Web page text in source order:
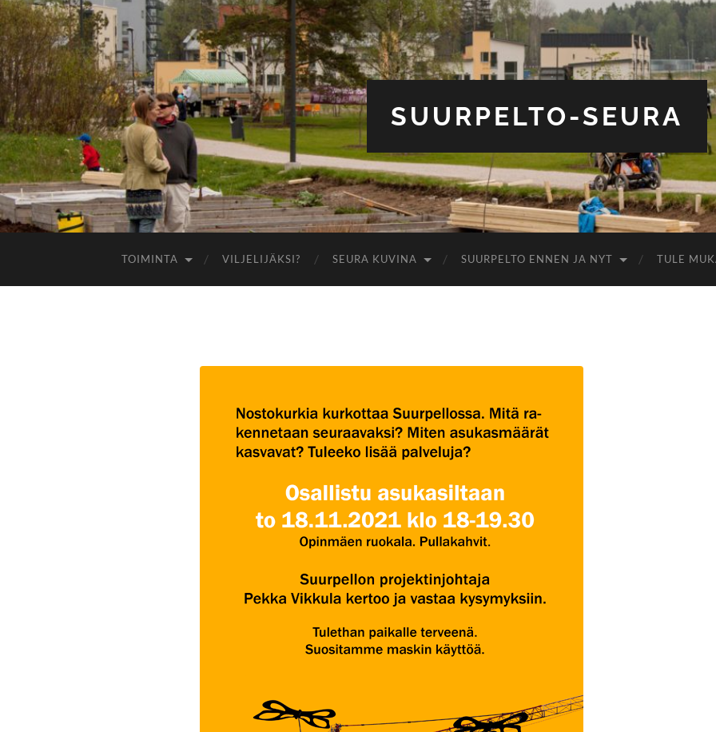
SUURPELTO-SEURA
TOIMINTA VILJELIJÄKSI? SEURA KUVINA SUURPELTO ENNEN JA NYT TULE